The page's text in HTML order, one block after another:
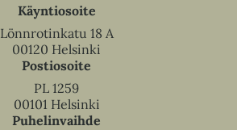
Käyntiosoite
Lönnrotinkatu 18 A
00120 Helsinki
Postiosoite
PL 1259
00101 Helsinki
Puhelinvaihde